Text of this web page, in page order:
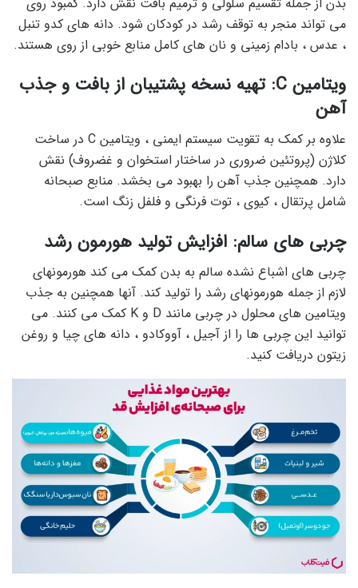
می تواند منجر به توقف رشد در کودکان شود. دانه های کدو تنبل
، عدس ، بادام زمینی و نان های کامل منابع خوبی از روی هستند.
ویتامین C: تهیه نسخه پشتیبان از بافت و جذب
آهن
علاوه بر کمک به تقویت سیستم ایمنی ، ویتامین C در ساخت
کلاژن (پروتئین ضروری در ساختار استخوان و غضروف) نقش
دارد. همچنین جذب آهن را بهبود می بخشد. منابع صبحانه
شامل پرتقال ، کیوی ، توت فرنگی و فلفل زنگ است.
چربی های سالم: افزایش تولید هورمون رشد
چربی های اشباع نشده سالم به بدن کمک می کند هورمونهای
لازم از جمله هورمونهای رشد را تولید کند. آنها همچنین به جذب
ویتامین های محلول در چربی مانند D و K کمک می کنند. می
توانید این چربی ها را از آجیل ، آووکادو ، دانه های چیا و روغن
زیتون دریافت کنید.